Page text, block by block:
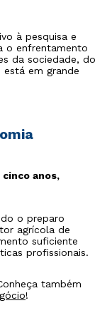
à pesquisa e
o enfrentamento
da sociedade, do
em grande
cinco anos,
o preparo
agrícola de
suficiente
profissionais.
também
!